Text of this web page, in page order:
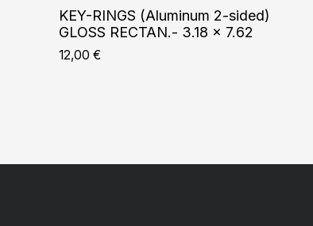
KEY-RINGS (Aluminum 2-sided)
GLOSS RECTAN.- 3.18 x 7.62
12,00 €